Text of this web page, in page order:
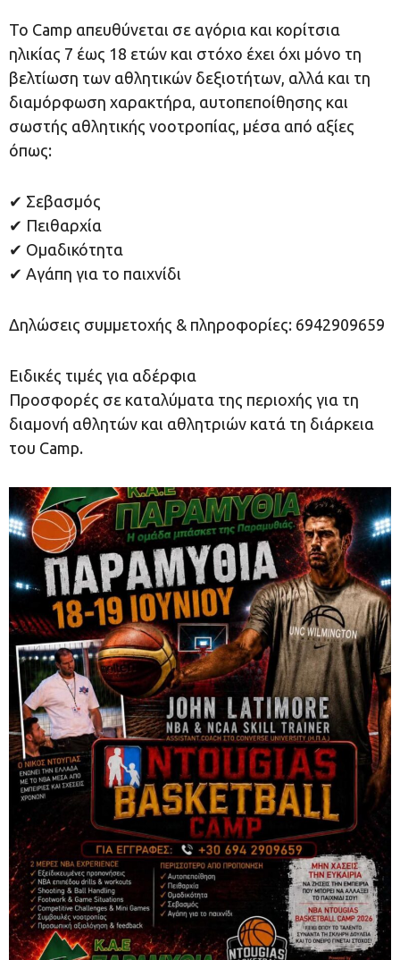
Το Camp απευθύνεται σε αγόρια και κορίτσια
ηλικίας 7 έως 18 ετών και στόχο έχει όχι μόνο τη
βελτίωση των αθλητικών δεξιοτήτων, αλλά και τη
διαμόρφωση χαρακτήρα, αυτοπεποίθησης και
σωστής αθλητικής νοοτροπίας, μέσα από αξίες
όπως:
✔ Σεβασμός
✔ Πειθαρχία
✔ Ομαδικότητα
✔ Αγάπη για το παιχνίδι
Δηλώσεις συμμετοχής & πληροφορίες: 6942909659
Ειδικές τιμές για αδέρφια
Προσφορές σε καταλύματα της περιοχής για τη
διαμονή αθλητών και αθλητριών κατά τη διάρκεια
του Camp.